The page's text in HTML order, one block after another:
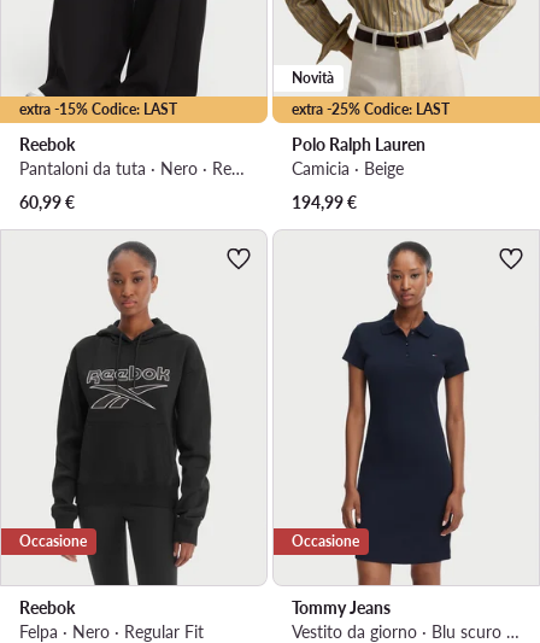
extra -15% Codice: LAST
Reebok
Pantaloni da tuta · Nero · Regular Fit
60,99€
extra -25% Codice: LAST
Novità
Polo Ralph Lauren
Camicia · Beige
194,99€
Occasione
Reebok
Felpa · Nero · Regular Fit
Occasione
Tommy Jeans
Vestito da giorno · Blu scuro · Mini